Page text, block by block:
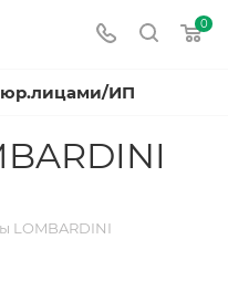
0
юр.лицами/ИП
LOMBARDINI